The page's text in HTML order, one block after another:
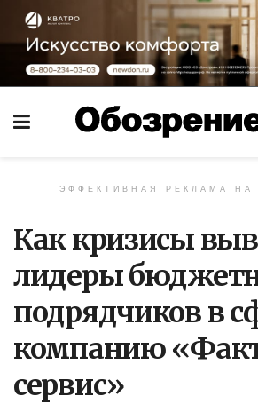
ЭФФЕКТИВНАЯ РЕКЛАМА НА
Как кризисы
лидеры
подрядчиков в
компанию
сервис»